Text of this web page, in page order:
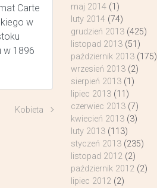
Carte
w
w 1896
Kobieta
maj 2014(1)
luty 2014(74)
grudzień 2013(425)
listopad 2013(51)
październik 2013(175)
wrzesień 2013(2)
sierpień 2013(1)
lipiec 2013(11)
czerwiec 2013(7)
kwiecień 2013(3)
luty 2013(113)
styczeń 2013(235)
listopad 2012(2)
październik 2012(2)
lipiec 2012(2)